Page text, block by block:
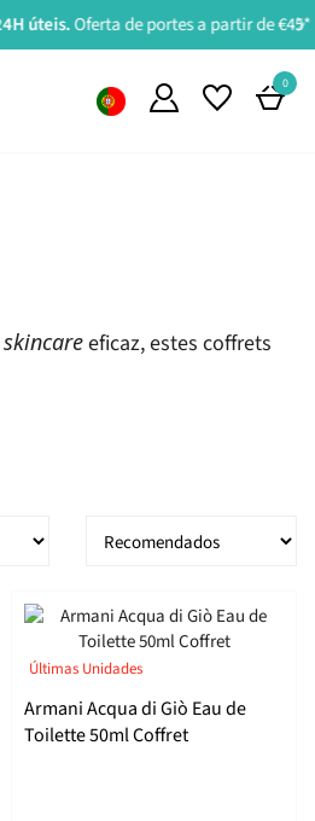
0
skincareeficaz, estes coffrets
Últimas Unidades
Armani Acqua di Giò Eau de
Toilette 50ml Coffret